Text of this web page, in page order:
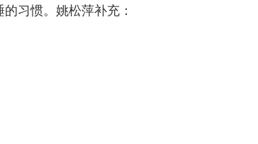
习惯。姚松萍补充：